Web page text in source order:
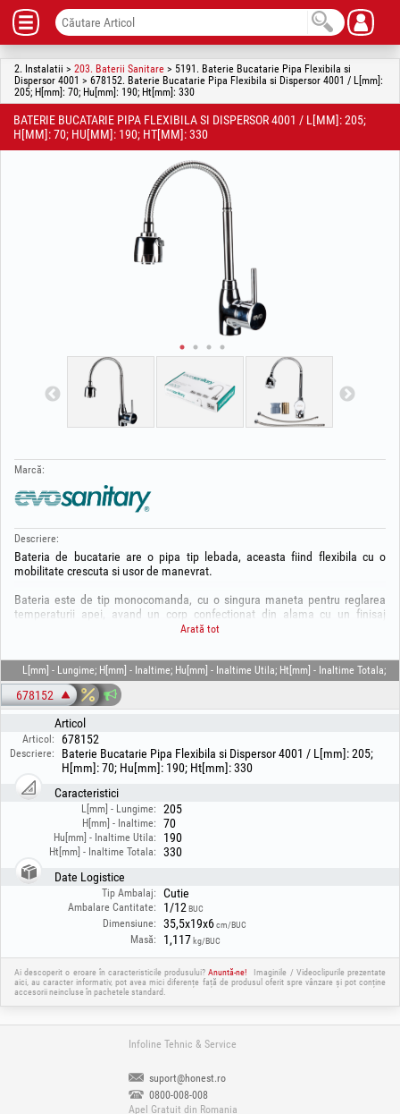
2. Instalatii > 203. Baterii Sanitare > 5191. Baterie Bucatarie Pipa Flexibila si
Dispersor 4001 > 678152. Baterie Bucatarie Pipa Flexibila si Dispersor 4001 / L[mm]:
205; H[mm]: 70; Hu[mm]: 190; Ht[mm]: 330
BATERIE BUCATARIE PIPA FLEXIBILA SI DISPERSOR 4001 / L[MM]: 205;
H[MM]: 70; HU[MM]: 190; HT[MM]: 330
Marcă:
Descriere:
Bateria de bucatarie are o pipa tip lebada, aceasta fiind flexibila cu o
mobilitate crescuta si usor de manevrat.
Bateria este de tip monocomanda, cu o singura maneta pentru reglarea
temperaturii apei, avand un corp confectionat din alama cu un finisaj
lucios. Este echipata cu un cartus ceramic cu diametrul de 40 mm si 2
Datorita sistemul EASY FIX de 1/2" puteti monta aceasta baterie cu
usurinta.
Pentru intretinere se recomanda curatarea frecventa a bateriei pentru
prevenirea murdariei, folosind substante de curatare care nu sunt foarte
agresive si o laveta din material fin.
Garantie 3 ANI!
Arată tot
L[mm] - Lungime; H[mm] - Inaltime; Hu[mm] - Inaltime Utila; Ht[mm] - Inaltime Totala;
678152
Articol
Articol: 678152
Descriere:
Baterie Bucatarie Pipa Flexibila si Dispersor 4001 / L[mm]: 205;
H[mm]: 70; Hu[mm]: 190; Ht[mm]: 330
Caracteristici
L[mm] - Lungime: 205
H[mm] - Inaltime: 70
Hu[mm] - Inaltime Utila: 190
Ht[mm] - Inaltime Totala:
330
Date Logistice
Tip Ambalaj: Cutie
Ambalare Cantitate: 1/12 BUC
Dimensiune: 35,5x19x6cm/BUC
Masă: 1,117 kg/BUC
Ai descoperit o eroare în caracteristicile produsului?Anuntă-ne!
Imaginile / Videoclipurile prezentate
aici, au caracter informativ, pot avea mici diferențe față de produsul oferit spre vânzare și pot conține
accesorii neincluse în pachetele standard.
Infoline Tehnic & Service
suport@honest.ro
0800-008-008
Apel Gratuit din Romania